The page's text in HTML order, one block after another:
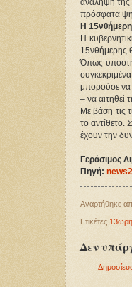
ανάληψη της
πρόσφατα
Η 15νθήμερη
Η
15νθήμερης
Όπως
μπορούσε να
– να αιτηθεί
Με βάση τις
το αντίθετο.
έχουν την
Γεράσιμος
Πηγή:
Αναρτήθηκε
Ετικέτες
Δεν